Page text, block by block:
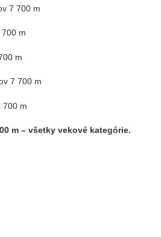
7 700 m
m
m
7 700 m
700 m
m – všetky vekové kategórie.